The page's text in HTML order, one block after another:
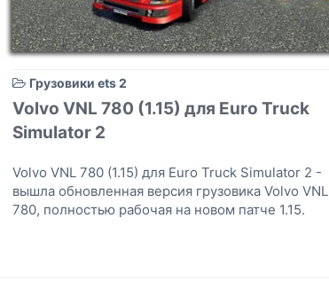
Грузовики ets 2
Volvo VNL 780 (1.15) для Euro Truck
Simulator 2
Volvo VNL 780 (1.15) для Euro Truck Simulator 2 -
вышла обновленная версия грузовика Volvo VNL
780, полностью рабочая на новом патче 1.15.